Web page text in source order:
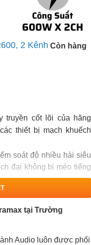
2 Kênh Còn hàng
truyền cốt lõi của hãng
thiết bị mạch khuếch
soát độ nhiều hài siêu
đại không bị méo tiếng
rẻ tiền.
trở kháng là 8ohm và
Audionhìn vô cùng
H cho chất lượng âm
tại Trường
Audio luôn được phối